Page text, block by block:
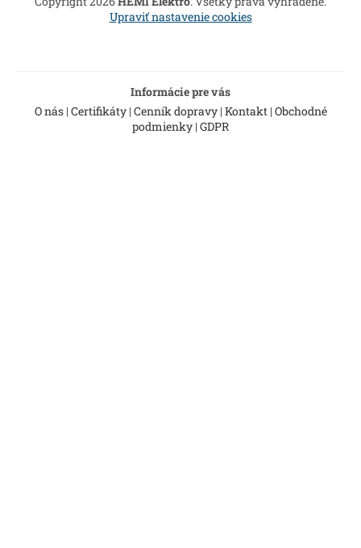
Upraviť nastavenie cookies
Informácie pre vás
O nás| Certifikáty| Cenník dopravy| Kontakt| Obchodné
podmienky | GDPR